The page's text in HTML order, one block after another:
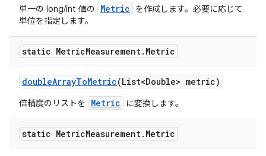
単一の long/int 値の Metric
を作成します。必要に応じて
単位を指定します。
static MetricMeasurement. Metric
doubleArrayToMetric(List<Double> metric)
倍精度のリストを Metric に変換します。
static MetricMeasurement. Metric